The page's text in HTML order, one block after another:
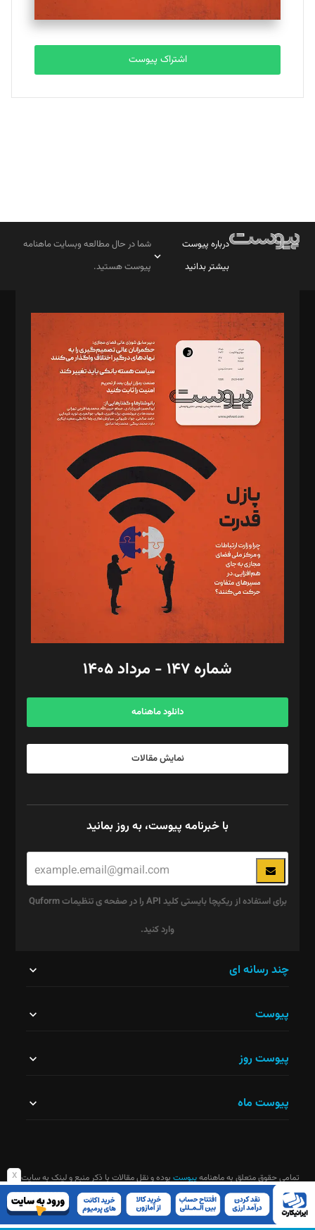
x
مصطفی مسجدی آرانی
تحریریه
بابک نقاش
تحریریه
اشتراک پیوست
درباره پیوست
بیشتر بدانید
شما در حال مطالعه وبسایت ماهنامه
پیوست هستید.
مدیر مسئول: محمدباقر اثنی‌عشری
سردبیر: مهرک محمودی
دبیر تحریریه: میثم قاسمی
د‌بیر ناداستان: سمانه سمیع
د‌بیر خدمت و تجارت: ابوالفضل رجبی
د‌بیر حقوق فناوری: حسام‌الدین ایپکچی
د‌بیر پیوست جهان: مینا پاکدل
د‌بیر تحریریه آنلاین: بابک نقاش
تحریریه‌: مجتبی محمود‌ی، آرش برهمند، یسنا امان‌پور، سروش کرمیان،
مصطفی مسجدی آرانی، ابوالفضل رجبی، زهرا فکرانه، فائزه فتحی
رستمی،مصطفی باستان
ویرایش: نگار استاد‌‌آقا
طراح یونیفرم: مجید توکلی
فیلمبرداری و عکاسی: امیر شفیعی، مانی لطفی زاده
گرافیک و صفحه‌آرایی: سید‌سبحان‌علی ثابت
مد‌یر توسعه تجاری: کامبیز برید‌
امور مالی: شاپور رهبری، محمد‌ کاظمی‌نیا
آگهی و مشترکین: ۰۹۱۹۹۹۹۰۴۵۴
شماره ۱۴۷ - مرداد ۱۴۰۵
دانلود ماهنامه
نمایش مقالات
با خبرنامه پیوست، به روز بمانید
برای استفاده از ریکپچا بایستی کلید API را در صفحه ی تنظیمات Quform
وارد کنید.
نباید
شود.
چند رسانه ای
پیوست
پیوست روز
پیوست ماه
تمامی حقوق متعلق به ماهنامهپیوست بوده و نقل مقالات با ذکر منبع و لینک به سایت
ماهنامه آزاد است